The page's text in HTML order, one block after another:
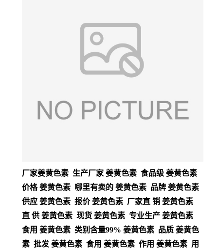
厂家姜黄色素 生产厂家 姜黄色素 食品级 姜黄色素
价格 姜黄色素 哪里有卖的 姜黄色素 品牌 姜黄色素
供应 姜黄色素 报价 姜黄色素 厂家直 销 姜黄色素
直 供 姜黄色素 现货 姜黄色素 专业生产 姜黄色素
食用 姜黄色素 类别含量99% 姜黄色素 品质 姜黄色
素 批发 姜黄色素 食用 姜黄色素 作用 姜黄色素 用